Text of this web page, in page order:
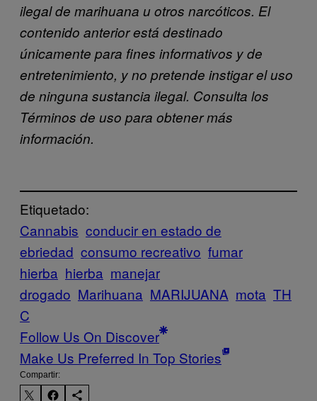
ilegal de marihuana u otros narcóticos. El
contenido anterior está destinado
únicamente para fines informativos y de
entretenimiento, y no pretende instigar el uso
de ninguna sustancia ilegal. Consulta los
Términos de uso para obtener más
información.
Etiquetado:
Cannabis conducir en estado de
ebriedad consumo recreativo fumar
hierba hierba manejar
drogado Marihuana MARIJUANA mota TH
C
Follow Us On Discover
Make Us Preferred In Top Stories
Compartir: